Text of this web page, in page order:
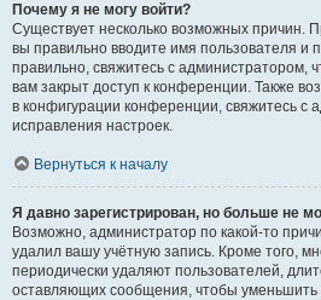
Почему я не могу войти?
Существует несколько возможных причин.
вы правильно вводите имя пользователя и
правильно, свяжитесь с администратором,
вам закрыт доступ к конференции. Также
в конфигурации конференции, свяжитесь с
исправления настроек.
Вернуться к началу
Я давно зарегистрирован, но больше не
Возможно, администратор по какой-то
удалил вашу учётную запись. Кроме того,
периодически удаляют пользователей,
оставляющих сообщения, чтобы